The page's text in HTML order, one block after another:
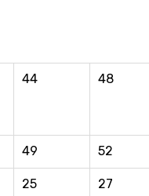
44 48
49 52
25 27